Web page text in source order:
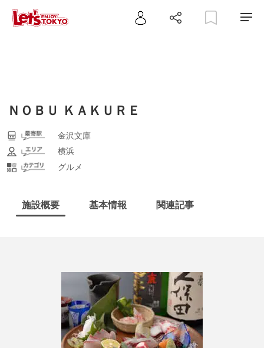
ＮＯＢＵ ＫＡＫＵＲＥ
金沢文庫
横浜
グルメ
施設概要 基本情報 関連記事